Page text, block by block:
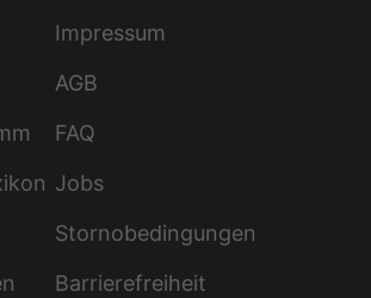
Impressum
AGB
FAQ
Jobs
Stornobedingungen
Barrierefreiheit